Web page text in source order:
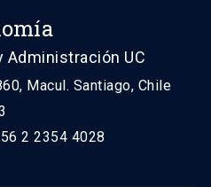
Administración UC
Macul. Santiago, Chile
2 2354 4028